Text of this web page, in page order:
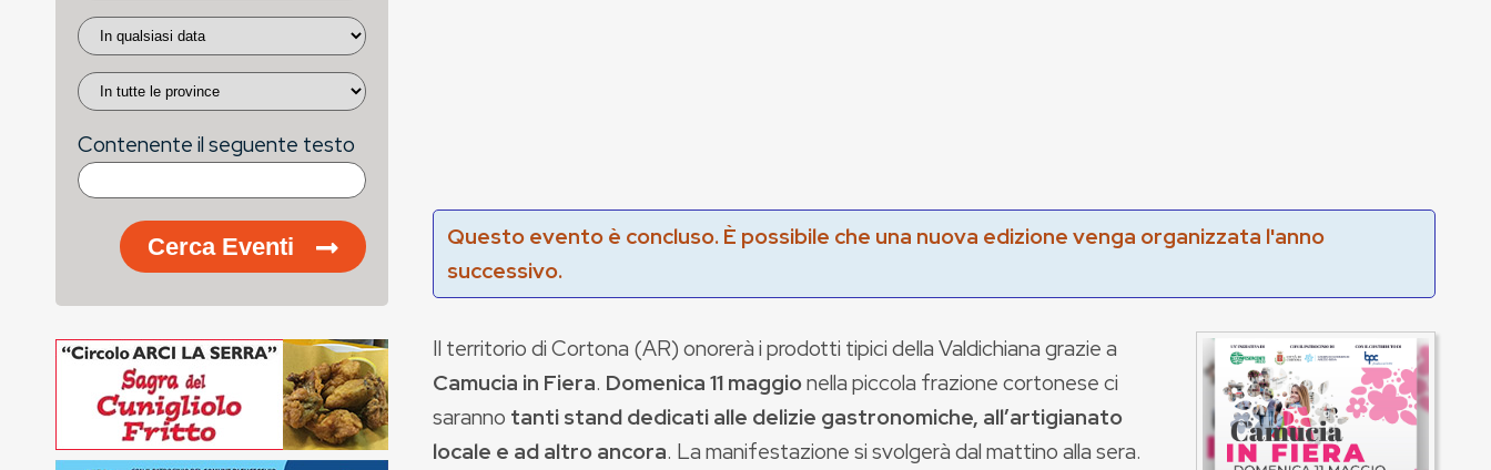
Questo evento è concluso. È possibile che una nuova edizione venga organizzata l'anno
successivo.
Il territorio di Cortona (AR) onorerà i prodotti tipici della Valdichiana grazie a
Camucia in Fiera. Domenica 11 maggionella piccola frazione cortonese ci
saranno tanti stand dedicati alle delizie gastronomiche, all’artigianato
locale e ad altro ancora. La manifestazione si svolgerà dal mattino alla sera.
Contenente il seguente testo
Cerca Eventi